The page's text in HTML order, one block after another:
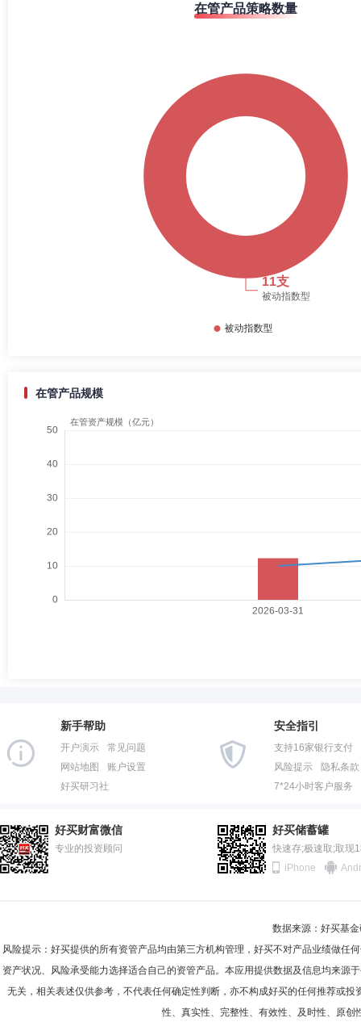
在管产品策略数量
在管产品规模
新手帮助
开户演示
常见问题
网站地图
账户设置
好买研习社
安全指引
支持16家银行支付
风险提示
隐私条款
7*24小时客户服务
好买财富微信
专业的投资顾问
好买储蓄罐
快速存;极速取;取现
iPhone
数据来源：好买基
风险提示：好买提供的所有资管产品均由第三方机构管理，好买不对产品业绩做
资产状况、风险承受能力选择适合自己的资管产品。本应用提供数据及信息均来
无关，相关表述仅供参考，不代表任何确定性判断，亦不构成好买的任何推荐或
性、真实性、完整性、有效性、及时性、原